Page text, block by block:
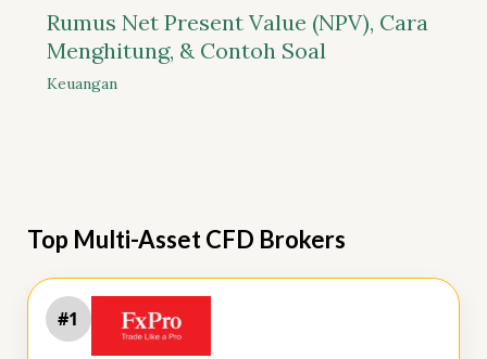
Rumus Net Present Value (NPV), Cara
Menghitung, & Contoh Soal
Keuangan
Top Multi-Asset CFD Brokers
#1